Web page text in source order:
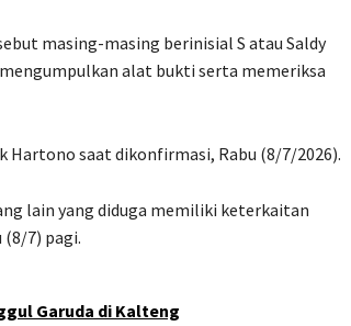
masing-masing berinisial S atau Saldy
alat bukti serta memeriksa
Hartono saat dikonfirmasi, Rabu (8/7/2026).
lain yang diduga memiliki keterkaitan
(8/7) pagi.
Garuda di Kalteng